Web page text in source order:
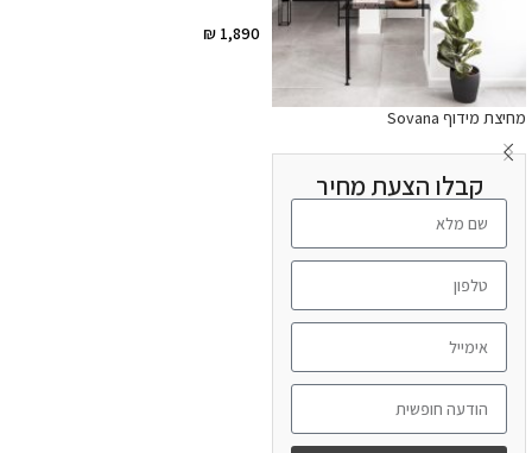
מחיצת מידוף Sovana
קבלו הצעת מחיר
₪ 1,890